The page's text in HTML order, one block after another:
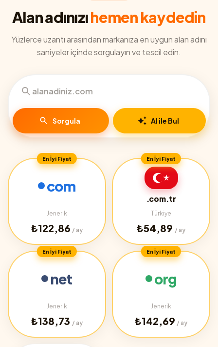
Alan adınızıhemen kaydedin
Yüzlerce uzantı arasından markanıza en uygun alan adını
saniyeler içinde sorgulayın ve tescil edin.
Sorgula AI ile Bul
En İyi Fiyat
com
Jenerik
₺122,86 / ay
En İyi Fiyat
.com.tr
Türkiye
₺54,89 / ay
En İyi Fiyat
net
Jenerik
₺138,73 / ay
En İyi Fiyat
org
Jenerik
₺142,69 / ay